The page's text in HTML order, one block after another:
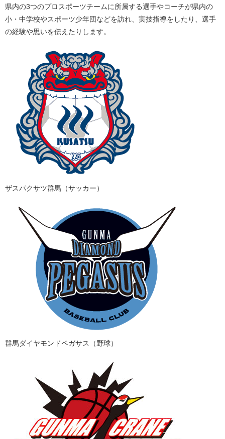
県内の3つのプロスポーツチームに所属する選手やコーチが県内の
小・中学校やスポーツ少年団などを訪れ、実技指導をしたり、選手
の経験や思いを伝えたりします。
ザスパクサツ群馬（サッカー）
群馬ダイヤモンドペガサス（野球）